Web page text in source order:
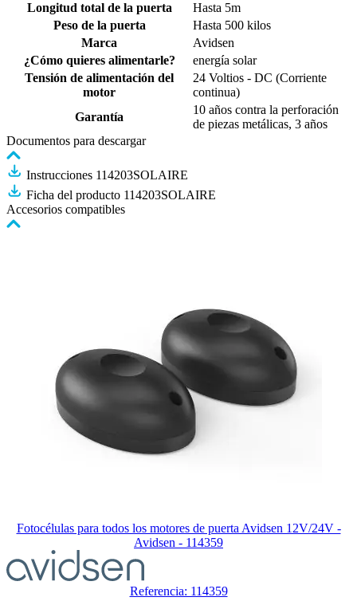
Longitud total de la puerta
Hasta 5m
Peso de la puerta
Hasta 500 kilos
Marca
Avidsen
¿Cómo quieres alimentarle?
energía solar
Tensión de alimentación del
motor
24 Voltios - DC (Corriente
continua)
Garantía
10 años contra la perforación
de piezas metálicas, 3 años
Documentos para descargar
Instrucciones 114203SOLAIRE
Ficha del producto 114203SOLAIRE
Accesorios compatibles
Fotocélulas para todos los motores de puerta Avidsen 12V/24V -
Avidsen - 114359
Referencia: 114359